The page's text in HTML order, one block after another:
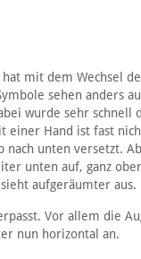
mit dem Wechsel
sehen anders
wurde sehr schnell
einer Hand ist fast
unten versetzt.
unten auf, ganz
aufgeräumter aus.
Vor allem die
nun horizontal an.